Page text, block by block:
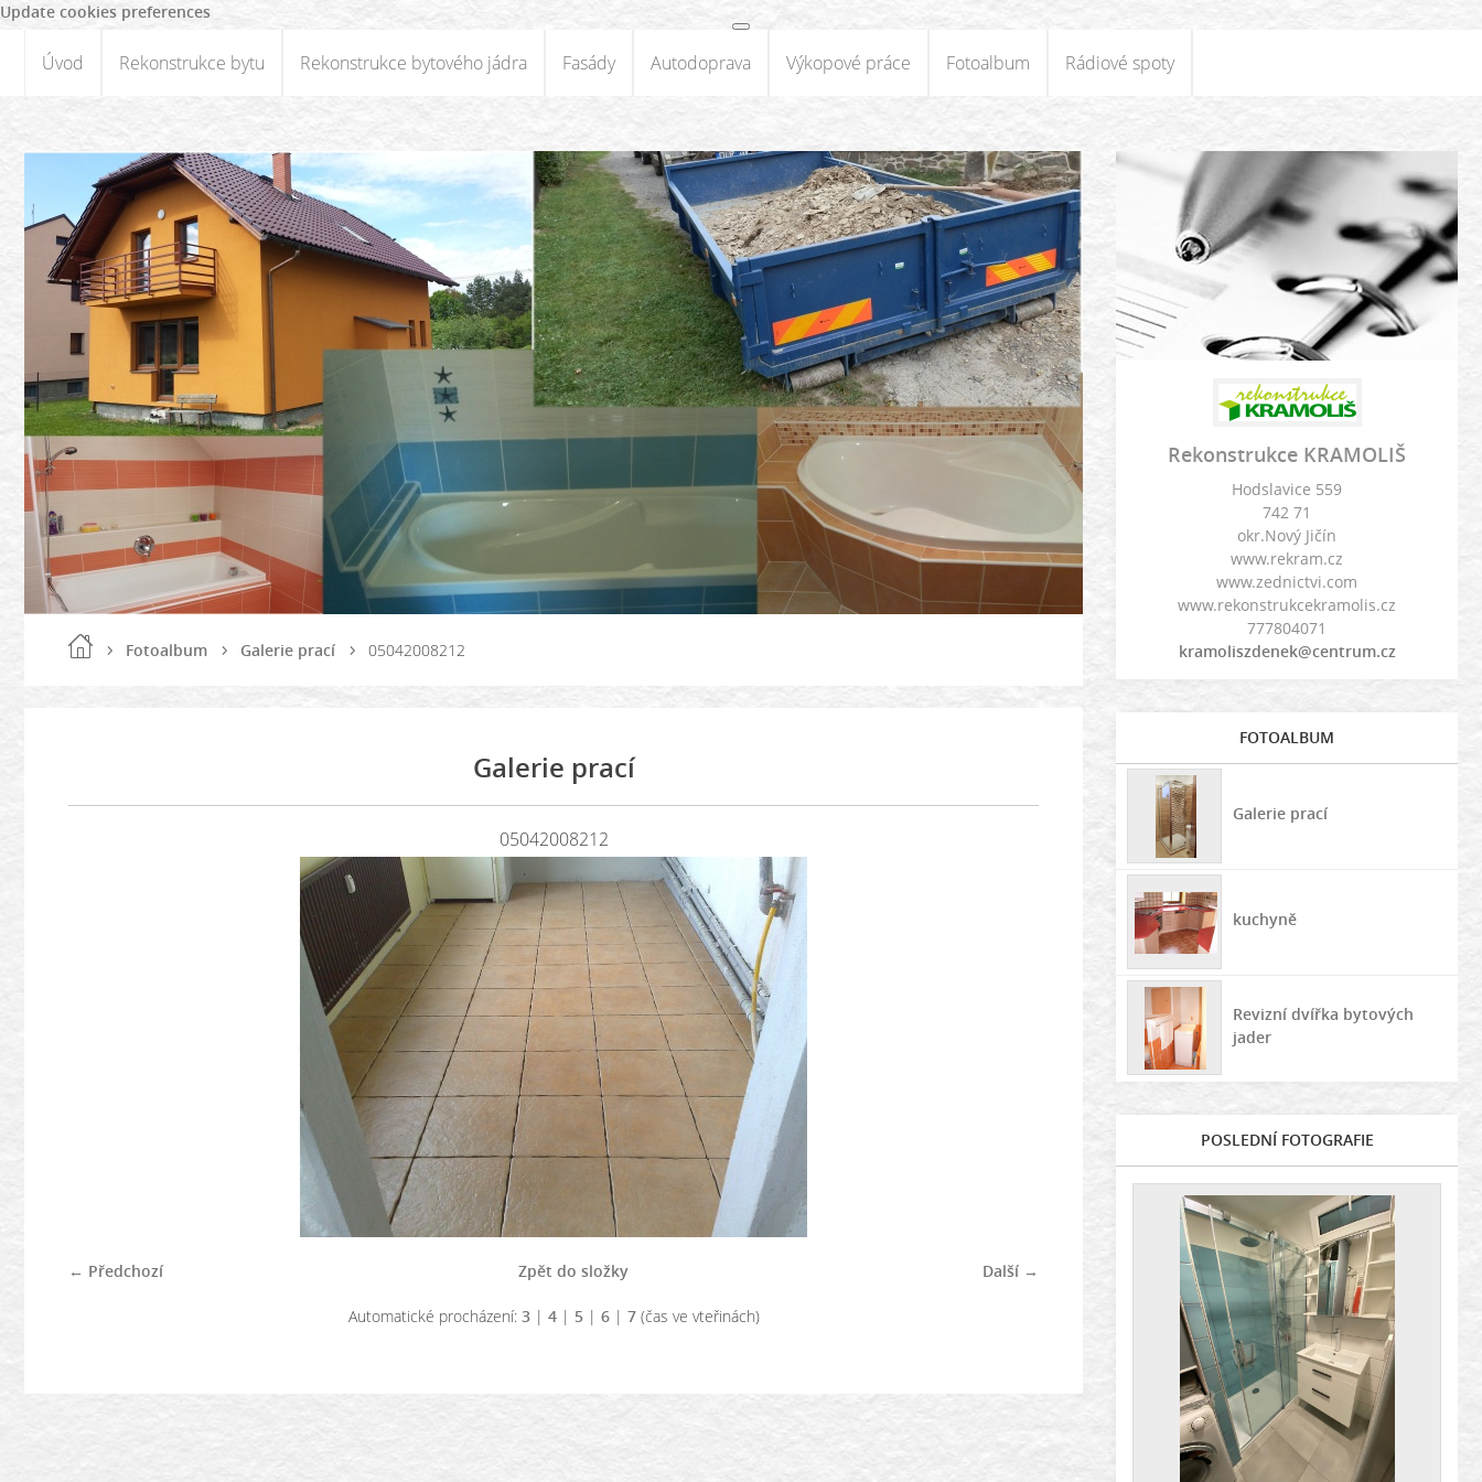
Update cookies preferences
Úvod Rekonstrukce bytu Rekonstrukce bytového jádra Fasády Autodoprava Výkopové práce Fotoalbum Rádiové spoty
Fotoalbum Galerie prací 05042008212
Galerie prací
05042008212
← Předchozí Další →
Zpět do složky
Automatické procházení: 3| 4| 5| 6| 7(čas ve vteřinách)
Rekonstrukce KRAMOLIŠ
Hodslavice 559
742 71
okr.Nový Jičín
www.rekram.cz
www.zednictvi.com
www.rekonstrukcekramolis.cz
777804071
kramoliszdenek@centrum.cz
FOTOALBUM
Galerie prací
kuchyně
Revizní dvířka bytových
jader
POSLEDNÍ FOTOGRAFIE